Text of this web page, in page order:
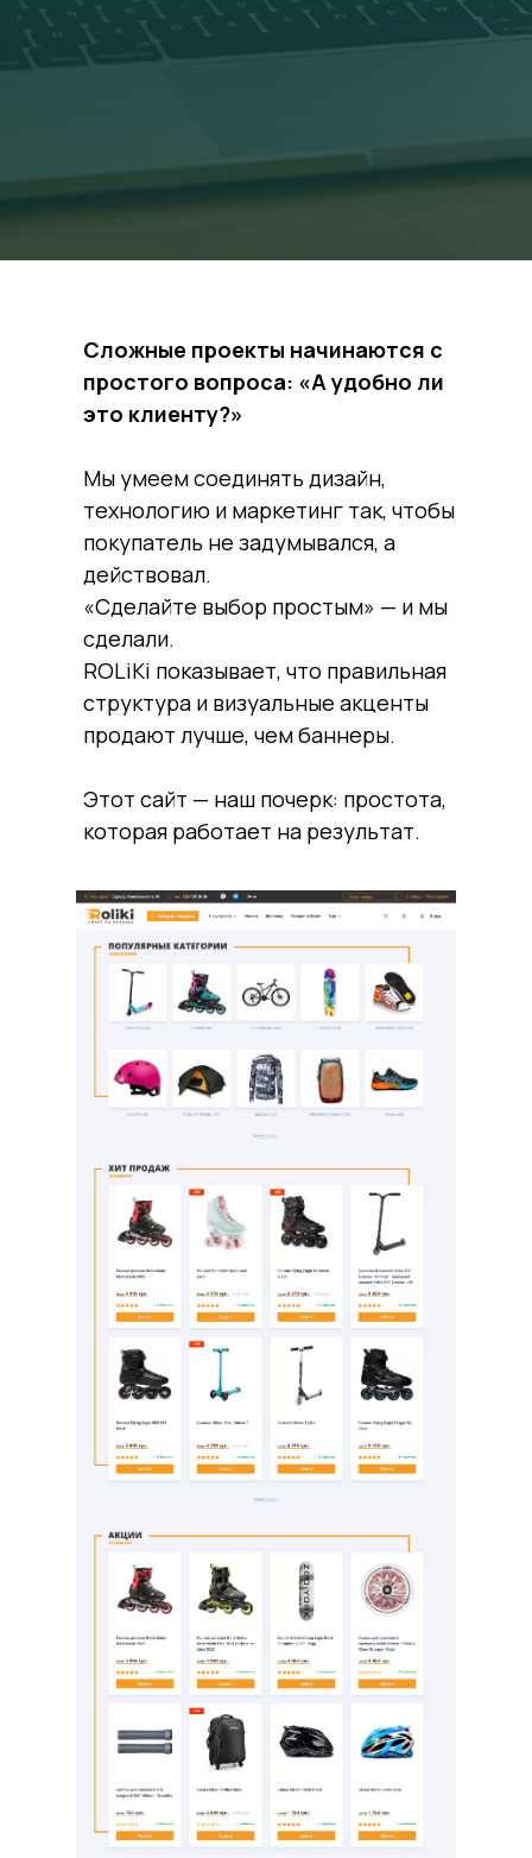
Сложные проекты начинаются с
простого вопроса: «А удобно ли
это клиенту?»
Мы умеем соединять дизайн,
технологию и маркетинг так, чтобы
покупатель не задумывался, а
действовал.
«Сделайте выбор простым» — и мы
сделали.
ROLiKi показывает, что правильная
структура и визуальные акценты
продают лучше, чем баннеры.
Этот сайт — наш почерк: простота,
которая работает на результат.